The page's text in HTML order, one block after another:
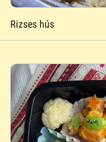
Rizses hús